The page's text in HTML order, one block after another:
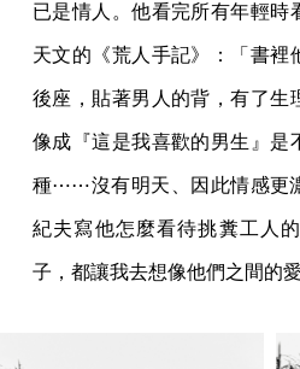
已是情人。他看完所有年輕時
天文的《荒人手記》：「書裡
後座，貼著男人的背，有了生
像成『這是我喜歡的男生』是
種⋯⋯沒有明天、因此情感更
紀夫寫他怎麼看待挑糞工人
子，都讓我去想像他們之間的愛